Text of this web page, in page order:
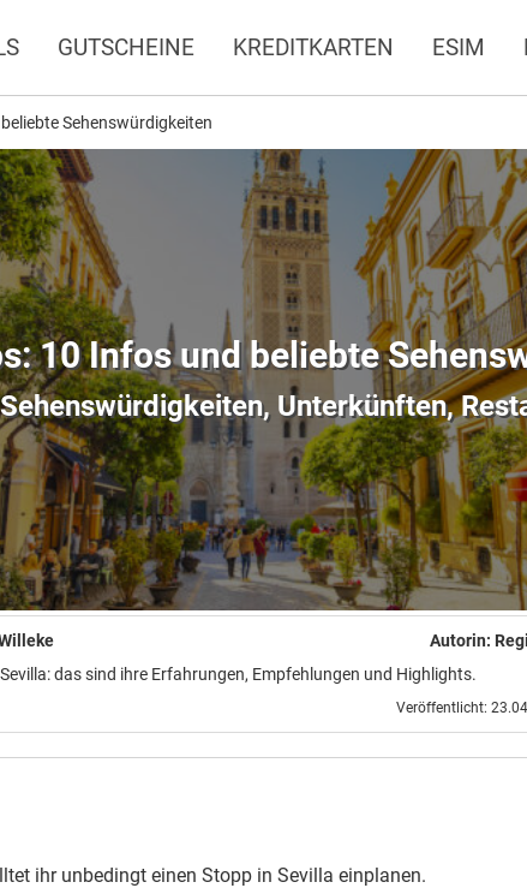
GUTSCHEINE KREDITKARTEN ESIM
Sehenswürdigkeiten
10 Infos und beliebte
Unterkünften,
Autorin:
das sind ihre Erfahrungen, Empfehlungen und Highlights.
Veröffentlicht:
ihr unbedingt einen Stopp in Sevilla einplanen.